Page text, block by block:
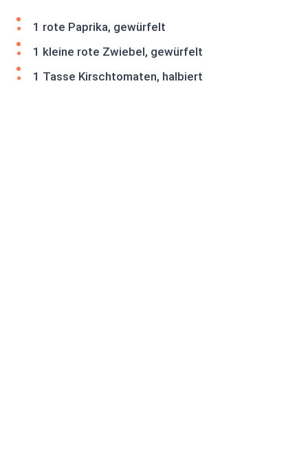
1 rote Paprika, gewürfelt
1 kleine rote Zwiebel, gewürfelt
1 Tasse Kirschtomaten, halbiert